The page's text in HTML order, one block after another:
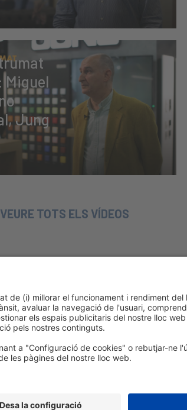
Miguel
Jung
VEURE TOTS ELS VÍDEOS